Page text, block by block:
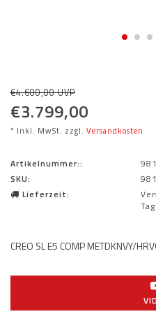
€4.600,00 UVP
€3.799,00
* Inkl. MwSt. zzgl. Versandkosten
Artikelnummer::
SKU:
Lieferzeit:
CREO SL E5 COMP METDKNVY/